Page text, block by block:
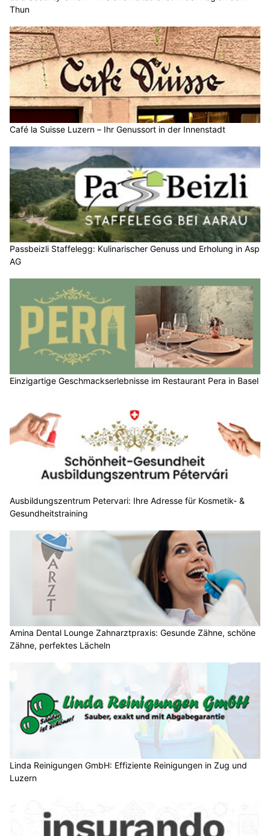
Thun
Café la Suisse Luzern – Ihr Genussort in der Innenstadt
Passbeizli Staffelegg: Kulinarischer Genuss und Erholung in Asp
AG
Einzigartige Geschmackserlebnisse im Restaurant Pera in Basel
Ausbildungszentrum Petervari: Ihre Adresse für Kosmetik- &
Gesundheitstraining
Amina Dental Lounge Zahnarztpraxis: Gesunde Zähne, schöne
Zähne, perfektes Lächeln
Linda Reinigungen GmbH: Effiziente Reinigungen in Zug und
Luzern